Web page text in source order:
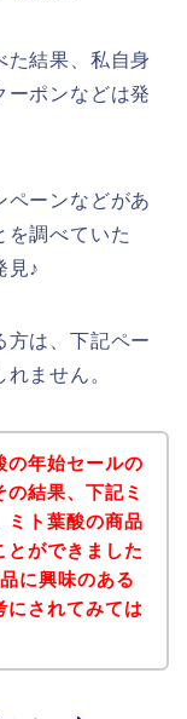
た結果、私自身
ーポンなどは発
ペーンなどがあ
を調べていた
見♪
方は、下記ペー
ません。
の年始セールの
結果、下記ミ
ミト葉酸の商品
とができました
に興味のある
にされてみては